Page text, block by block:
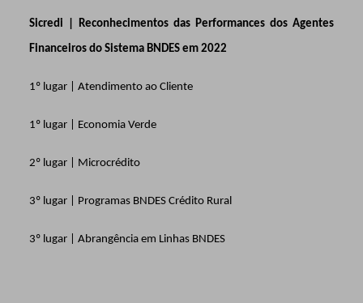
Sicredi | Reconhecimentos das Performances dos Agentes
Financeiros do Sistema BNDES em 2022
1º lugar | Atendimento ao Cliente
1º lugar | Economia Verde
2º lugar | Microcrédito
3º lugar | Programas BNDESCrédito Rural
3º lugar | Abrangência em Linhas BNDES